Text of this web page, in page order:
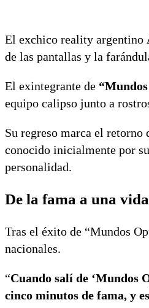
El exchico reality argentino
de las pantallas y la
El exintegrante de
equipo calipso junto a
Su regreso marca el
conocido inicialmente por
personalidad.
De la fama a una
Tras el éxito de “Mundos
nacionales.
“Cuando salí de ‘Mundos
cinco minutos de fama, y